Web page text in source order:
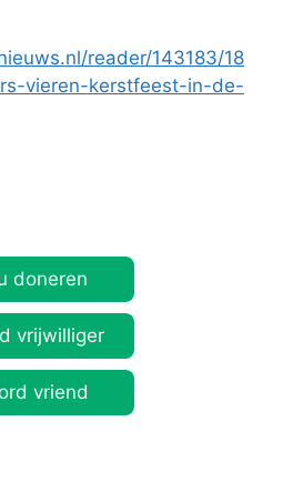
reader/143183/18
vieren-kerstfeest-in-de-
doneren
vrijwilliger
vriend